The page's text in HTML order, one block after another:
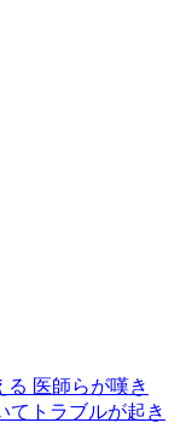
る 医師らが嘆き
てトラブルが起き